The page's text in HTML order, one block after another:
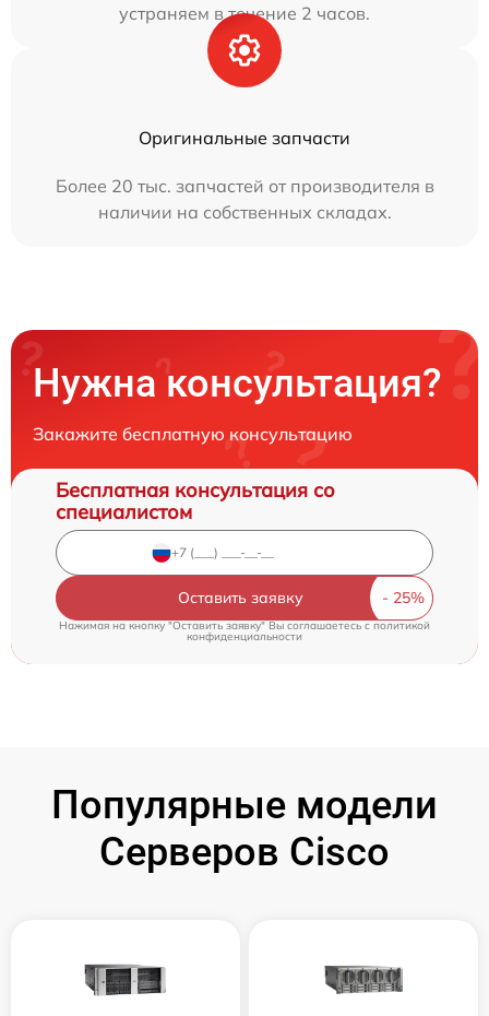
устраняем в течение 2 часов.
Оригинальные запчасти
Более 20 тыс. запчастей от производителя в
наличии на собственных складах.
Нужна консультация?
Закажите бесплатную консультацию
Бесплатная консультация со
специалистом
Оставить заявку
Нажимая на кнопку "Оставить заявку" Вы соглашаетесь cполитикой
конфиденциальности
Популярные модели
Серверов Cisco